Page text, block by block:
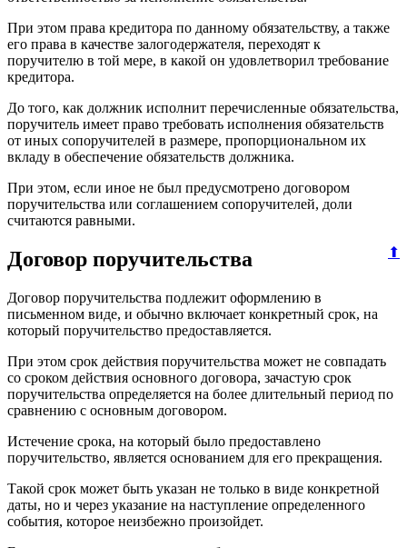
При этом права кредитора по данному обязательству, а также
его права в качестве залогодержателя, переходят к
поручителю в той мере, в какой он удовлетворил требование
кредитора.
До того, как должник исполнит перечисленные обязательства,
поручитель имеет право требовать исполнения обязательств
от иных сопоручителей в размере, пропорциональном их
вкладу в обеспечение обязательств должника.
При этом, если иное не был предусмотрено договором
поручительства или соглашением сопоручителей, доли
считаются равными.
⬆
Договор поручительства
Договор поручительства подлежит оформлению в
письменном виде, и обычно включает конкретный срок, на
который поручительство предоставляется.
При этом срок действия поручительства может не совпадать
со сроком действия основного договора, зачастую срок
поручительства определяется на более длительный период по
сравнению с основным договором.
Истечение срока, на который было предоставлено
поручительство, является основанием для его прекращения.
Такой срок может быть указан не только в виде конкретной
даты, но и через указание на наступление определенного
события, которое неизбежно произойдет.